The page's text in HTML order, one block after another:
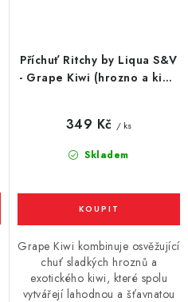
Příchuť Ritchy by Liqua S&V
- Grape Kiwi (hrozno a kiwi)
Skladem
349 Kč / ks
Grape Kiwi kombinuje osvěžující
chuť sladkých hroznů a
exotického kiwi, které spolu
vytvářejí lahodnou a šťavnatou